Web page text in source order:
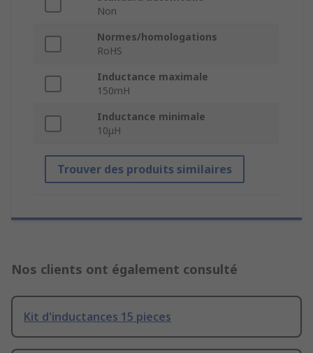
Non
Normes/homologations
RoHS
Inductance maximale
150mH
Inductance minimale
10μH
Trouver des produits similaires
Nos clients ont également consulté
Kit d'inductances 15 pieces